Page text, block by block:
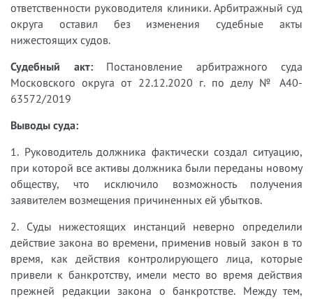
ответственности руководителя клиники. Арбитражный суд
округа оставил без изменения судебные акты
нижестоящих судов.
Судебный акт: Постановление арбитражного суда
Московского округа от 22.12.2020 г. по делу № А40-
63572/2019
Выводы суда:
1. Руководитель должника фактически создал ситуацию,
при которой все активы должника были переданы новому
обществу, что исключило возможность получения
заявителем возмещения причиненных ей убытков.
2. Суды нижестоящих инстанций неверно определили
действие закона во времени, применив новый закон в то
время, как действия контролирующего лица, которые
привели к банкротству, имели место во время действия
прежней редакции закона о банкротстве. Между тем,